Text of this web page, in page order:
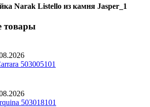
Narak Listello из камня Jasper_1
товары
503005101
503018101